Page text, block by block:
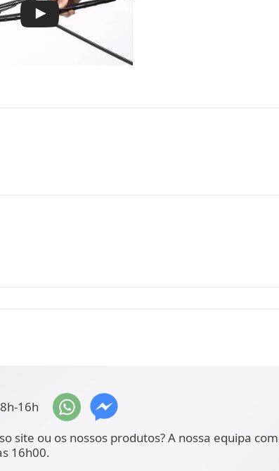
16h
site ou os nossos produtos? A nossa equipa
16h00.